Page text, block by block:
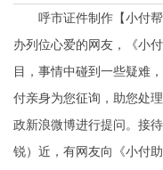
呼市证件制作【小付帮
办列位心爱的网友，《小
目，事情中碰到一些疑难
付亲身为您征询，助您处
政新浪微博进行提问。接
锐）近，有网友向《小付